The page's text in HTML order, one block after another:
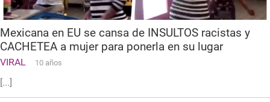
Mexicana en EU se cansa de INSULTOS racistas y
CACHETEA a mujer para ponerla en su lugar
VIRAL 10 años
[...]